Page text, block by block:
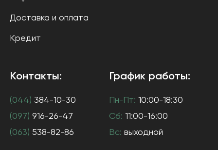
Доставка и оплата
Кредит
Контакты:
(044) 384-10-30
(097) 916-26-47
(063) 538-82-86
График работы:
Пн-Пт: 10:00-18:30
Сб: 11:00-16:00
Вс: выходной